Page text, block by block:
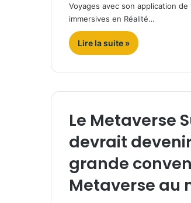
Voyages avec son application de
immersives en Réalité…
Lire la suite »
Le Metaverse
devrait
grande
Metaverse au